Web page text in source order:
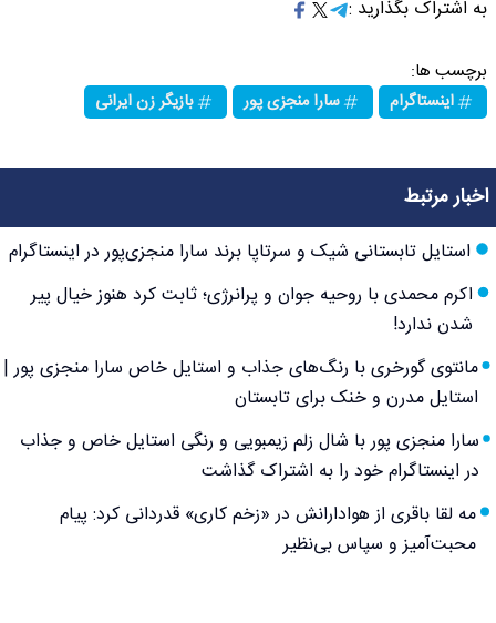
به اشتراک بگذارید :
برچسب ها:
اینستاگرام سارا منجزی پور بازیگر زن ایرانی
اخبار مرتبط
استایل تابستانی شیک و سرتاپا برند سارا منجزی‌پور در اینستاگرام
اکرم محمدی با روحیه جوان و پرانرژی؛ ثابت کرد هنوز خیال پیر
شدن ندارد!
مانتوی گورخری با رنگ‌های جذاب و استایل خاص سارا منجزی پور |
استایل مدرن و خنک برای تابستان
سارا منجزی پور با شال زلم زیمبویی و رنگی استایل خاص و جذاب
در اینستاگرام خود را به اشتراک گذاشت
مه لقا باقری از هوادارانش در «زخم کاری» قدردانی کرد: پیام
محبت‌آمیز و سپاس بی‌نظیر